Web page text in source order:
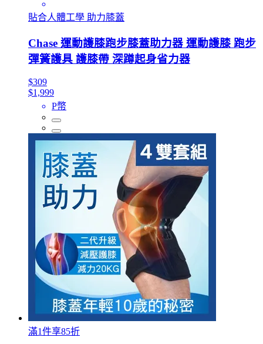
貼合人體工學 助力膝蓋
Chase 運動護膝跑步膝蓋助力器 運動護膝 跑步
彈簧護具 護膝帶 深蹲起身省力器
$309
$1,999
P幣
滿1件享85折